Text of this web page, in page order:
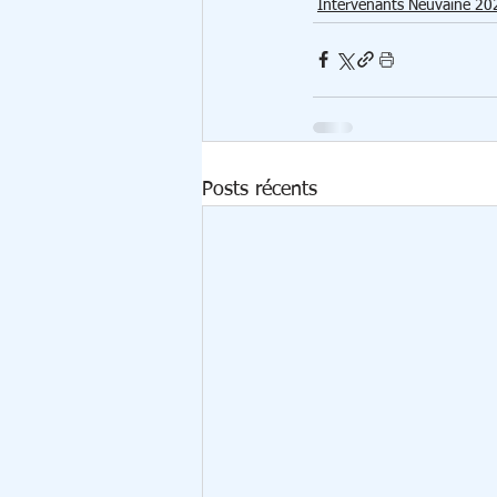
Intervenants Neuvaine
Posts récents